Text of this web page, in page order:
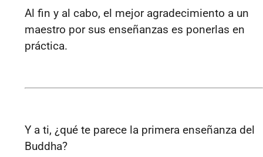
Al fin y al cabo, el mejor agradecimiento a un
maestro por sus enseñanzas es ponerlas en
práctica.
Y a ti, ¿qué te parece la primera enseñanza del
Buddha?